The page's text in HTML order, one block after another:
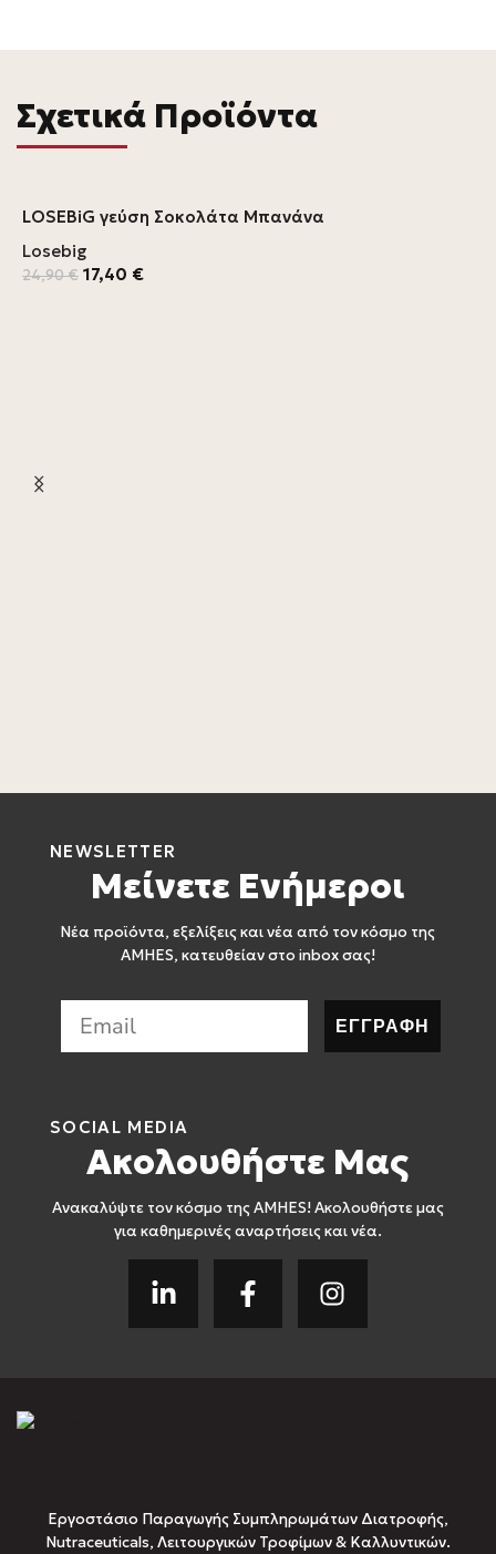
Σχετικά Προϊόντα
LOSEBiG γεύση Σοκολάτα Μπανάνα
Losebig
24,90€ 17,40 €
NEWSLETTER
Μείνετε Ενήμεροι
Νέα προϊόντα, εξελίξεις και νέα από τον κόσμο της
AMHES, κατευθείαν στο inbox σας!
ΕΓΓΡΑΦΗ
SOCIAL MEDIA
Ακολουθήστε Μας
Ανακαλύψτε τον κόσμο της AMHES! Ακολουθήστε μας
για καθημερινές αναρτήσεις και νέα.
Εργοστάσιο Παραγωγής Συμπληρωμάτων Διατροφής,
Νutraceuticals, Λειτουργικών Τροφίμων & Καλλυντικών.